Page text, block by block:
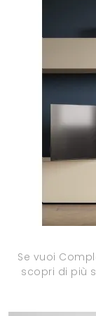
Se vuoi
scopri di più